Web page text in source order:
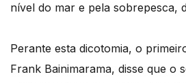
nível do mar e pela sobrepesca,
Perante esta dicotomia, o
Frank Bainimarama, disse que o